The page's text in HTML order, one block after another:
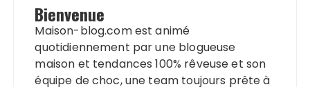
Bienvenue
Maison-blog.com est animé
quotidiennement par une blogueuse
maison et tendances 100% rêveuse et son
équipe de choc, une team toujours prête à